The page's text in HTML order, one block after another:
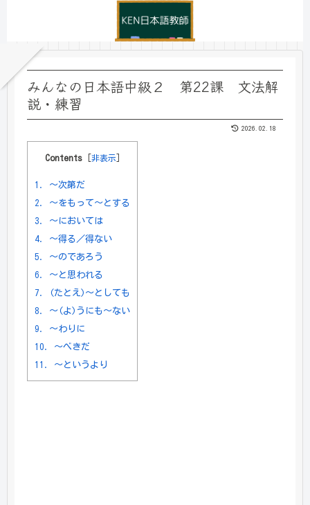
みんなの日本語中級２ 第22課 文法解
説・練習
2026.02.18
Contents 非表示
1.
～次第だ
2.
～をもって～とする
3.
～においては
4.
～得る／得ない
5.
～のであろう
6.
～と思われる
7.
(たとえ)～としても
8.
～(よ)うにも～ない
9.
～わりに
10.
～べきだ
11.
～というより